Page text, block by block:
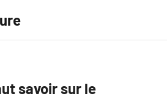
savoir sur le